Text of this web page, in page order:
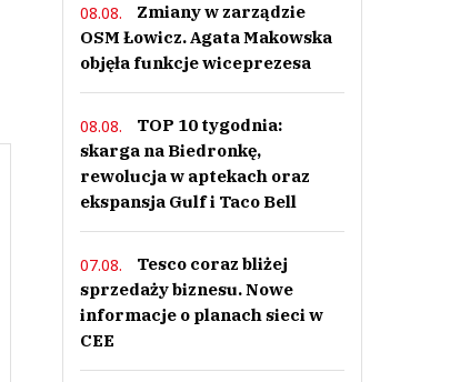
08.08.
Zmiany w zarządzie
OSM Łowicz. Agata Makowska
objęła funkcje wiceprezesa
08.08.
TOP 10 tygodnia:
skarga na Biedronkę,
rewolucja w aptekach oraz
ekspansja Gulf i Taco Bell
07.08.
Tesco coraz bliżej
sprzedaży biznesu. Nowe
informacje o planach sieci w
CEE